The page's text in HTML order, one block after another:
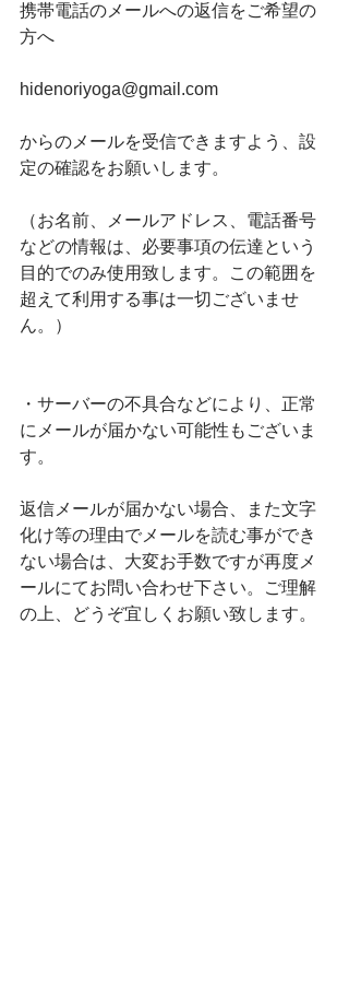
携帯電話のメールへの返信をご希望の
方へ
hidenoriyoga@gmail.com
からのメールを受信できますよう、設
定の確認をお願いします。
（お名前、メールアドレス、電話番号
などの情報は、必要事項の伝達という
目的でのみ使用致します。この範囲を
超えて利用する事は一切ございませ
ん。）
・サーバーの不具合などにより、正常
にメールが届かない可能性もございま
す。
返信メールが届かない場合、また文字
化け等の理由でメールを読む事ができ
ない場合は、大変お手数ですが再度メ
ールにてお問い合わせ下さい。ご理解
の上、どうぞ宜しくお願い致します。